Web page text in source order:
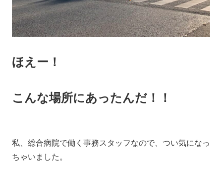
ほえー！
こんな場所にあったんだ！！
私、総合病院で働く事務スタッフなので、つい気になっ
ちゃいました。